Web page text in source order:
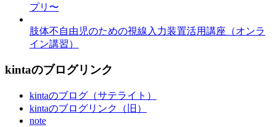
プリ〜
肢体不自由児のための視線入力装置活用講座（オンラ
イン講習）
kintaのブログリンク
kintaのブログ（サテライト）
kintaのブログリンク（旧）
note